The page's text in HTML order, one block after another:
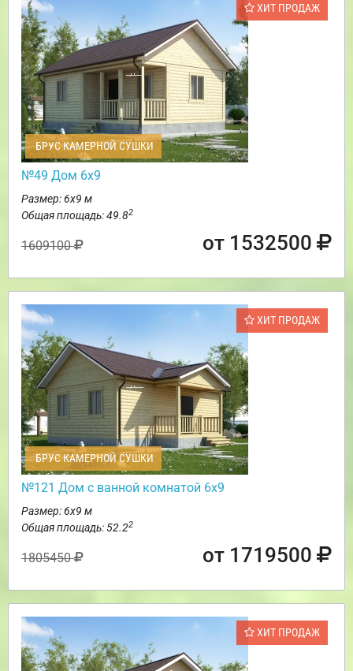
ХИТ ПРОДАЖ
БРУС КАМЕРНОЙ СУШКИ
№49 Дом 6х9
Размер: 6х9 м
Общая площадь: 49.82
1609100 от 1532500
ХИТ ПРОДАЖ
БРУС КАМЕРНОЙ СУШКИ
№121 Дом с ванной комнатой 6х9
Размер: 6х9 м
Общая площадь: 52.22
1805450 от 1719500
ХИТ ПРОДАЖ